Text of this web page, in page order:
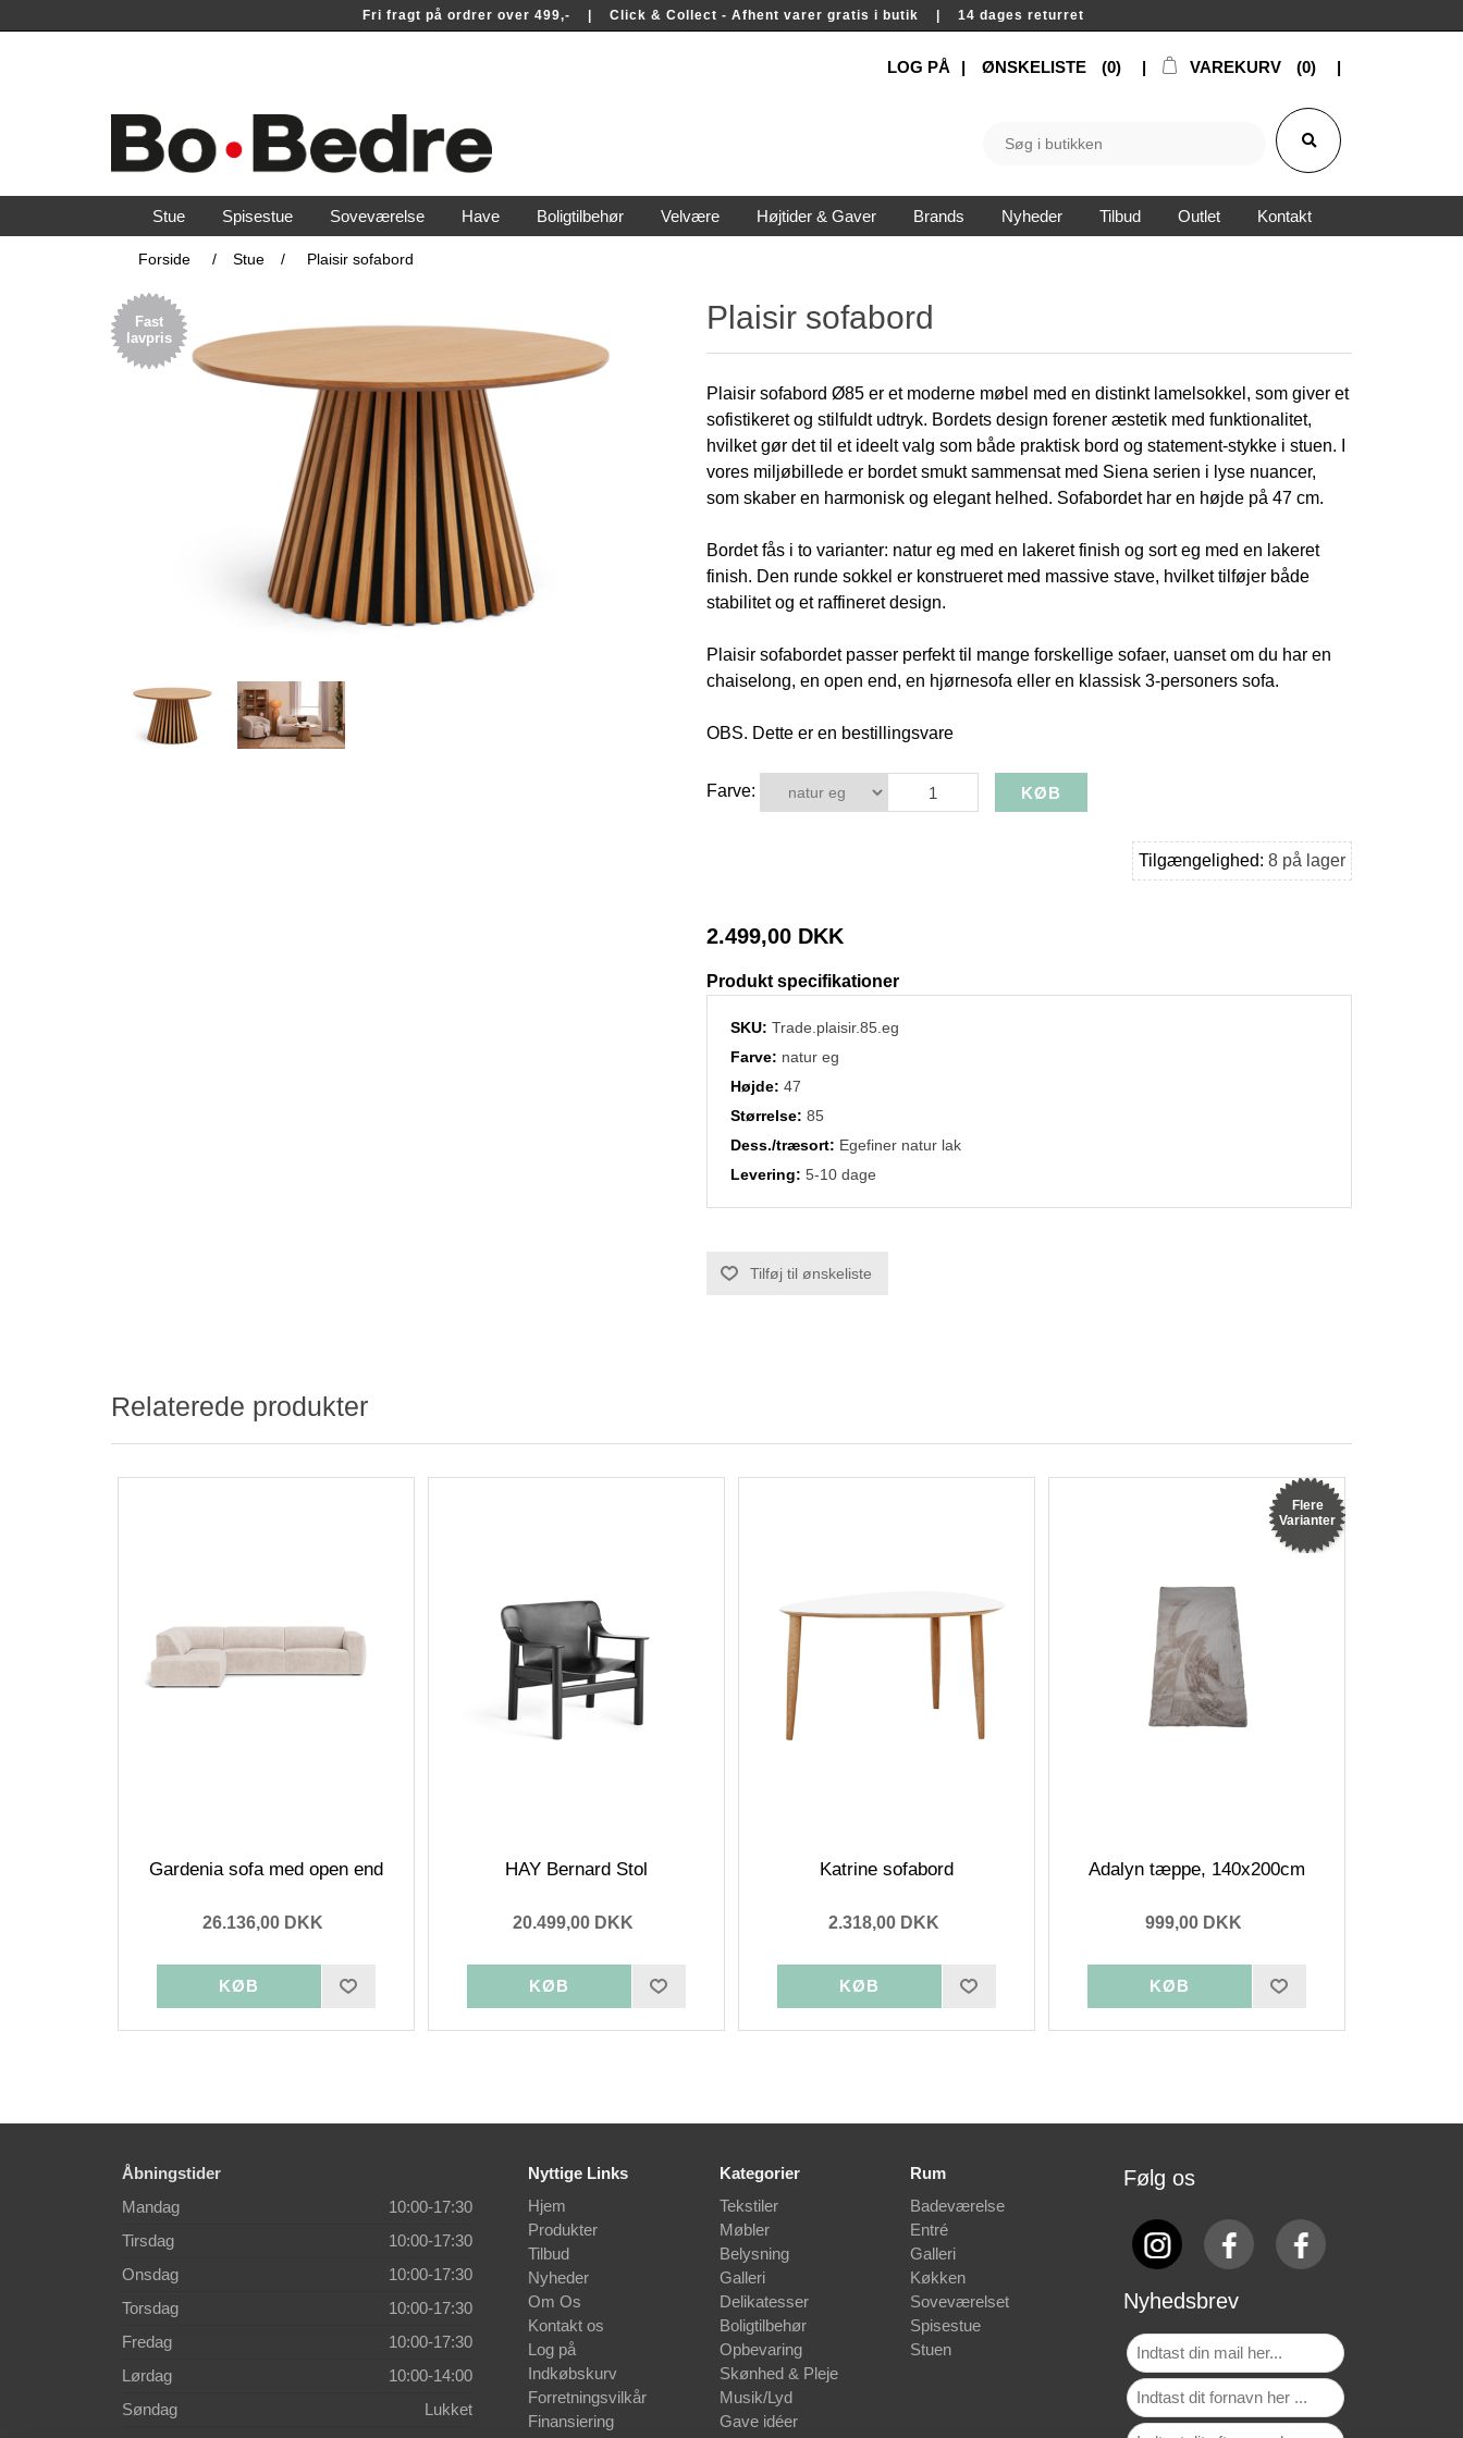
Fri fragt på ordrer over 499,- | Click & Collect - Afhent varer gratis i butik | 14 dages returret
LOG PÅ ØNSKELISTE (0) VAREKURV (0)
Stue Spisestue Soveværelse Have Boligtilbehør Velvære Højtider & Gaver Brands Nyheder Tilbud Outlet Kontakt
Forside / Stue / Plaisir sofabord
Fast
lavpris
Plaisir sofabord
Plaisir sofabord Ø85 er et moderne møbel med en distinkt lamelsokkel, som giver et
sofistikeret og stilfuldt udtryk. Bordets design forener æstetik med funktionalitet,
hvilket gør det til et ideelt valg som både praktisk bord og statement-stykke i stuen. I
vores miljøbillede er bordet smukt sammensat med Siena serien i lyse nuancer,
som skaber en harmonisk og elegant helhed. Sofabordet har en højde på 47 cm.
Bordet fås i to varianter: natur eg med en lakeret finish og sort eg med en lakeret
finish. Den runde sokkel er konstrueret med massive stave, hvilket tilføjer både
stabilitet og et raffineret design.
Plaisir sofabordet passer perfekt til mange forskellige sofaer, uanset om du har en
chaiselong, en open end, en hjørnesofa eller en klassisk 3-personers sofa.
OBS. Dette er en bestillingsvare
Farve:
Tilgængelighed: 8 på lager
2.499,00 DKK
Produkt specifikationer
SKU:Trade.plaisir.85.eg
Farve: natur eg
Højde:47
Størrelse:85
Dess./træsort: Egefiner natur lak
Levering:5-10 dage
Relaterede produkter
Gardenia sofa med open end
26.136,00 DKK
HAY Bernard Stol
20.499,00 DKK
Katrine sofabord
2.318,00 DKK
Flere
Varianter
Adalyn tæppe, 140x200cm
999,00 DKK
Åbningstider
Mandag
10:00-17:30
Tirsdag
10:00-17:30
Onsdag
10:00-17:30
Torsdag
10:00-17:30
Fredag
10:00-17:30
Lørdag
10:00-14:00
Søndag
Lukket
Nyttige Links
Hjem
Produkter
Tilbud
Nyheder
Om Os
Kontakt os
Log på
Indkøbskurv
Forretningsvilkår
Finansiering
Kategorier
Tekstiler
Møbler
Belysning
Galleri
Delikatesser
Boligtilbehør
Opbevaring
Skønhed & Pleje
Musik/Lyd
Gave idéer
Rum
Badeværelse
Entré
Galleri
Køkken
Soveværelset
Spisestue
Stuen
Følg os
Nyhedsbrev